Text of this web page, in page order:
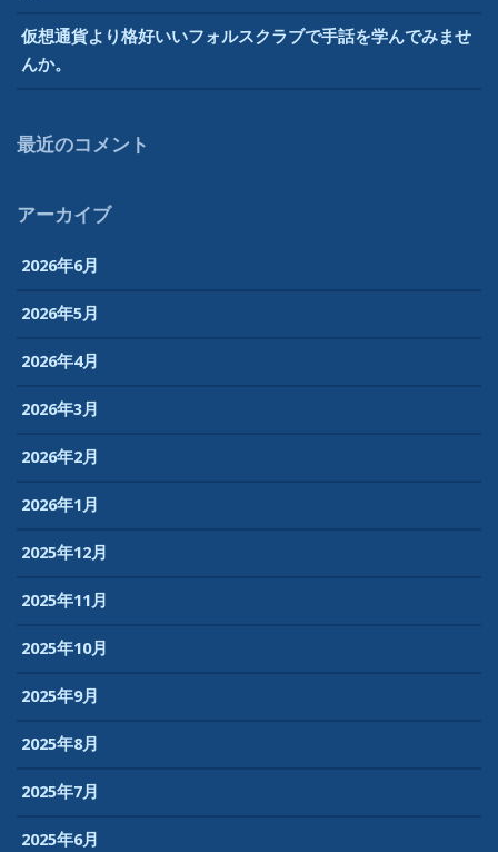
び
仮想通貨より格好いいフォルスクラブで手話を学んでみませ
んか。
最近のコメント
アーカイブ
2026年6月
2026年5月
2026年4月
2026年3月
2026年2月
2026年1月
2025年12月
2025年11月
2025年10月
2025年9月
2025年8月
2025年7月
2025年6月